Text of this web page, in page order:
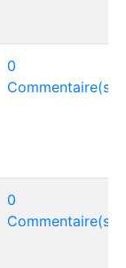
0
Commentaire(s)
0
Commentaire(s)